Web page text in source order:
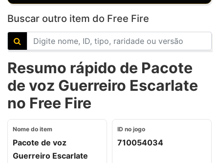
Buscar outro item do Free Fire
Resumo rápido de Pacote
de voz Guerreiro Escarlate
no Free Fire
Nome do item
Pacote de voz
Guerreiro Escarlate
ID no jogo
710054034